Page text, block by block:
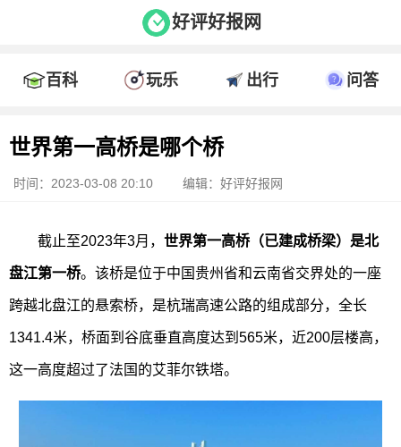
好评好报网
百科 玩乐 出行 问答
世界第一高桥是哪个桥
时间：2023-03-08 20:10 编辑：好评好报网
截止至2023年3月， 世界第一高桥（已建成桥梁）是北
盘江第一桥。该桥是位于中国贵州省和云南省交界处的一座
跨越北盘江的悬索桥，是杭瑞高速公路的组成部分，全长
1341.4米，桥面到谷底垂直高度达到565米，近200层楼高，
这一高度超过了法国的艾菲尔铁塔。